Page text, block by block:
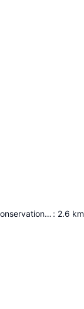
National Museum of Kenya- Coastal Forest Conservation Unit : 2.6 km